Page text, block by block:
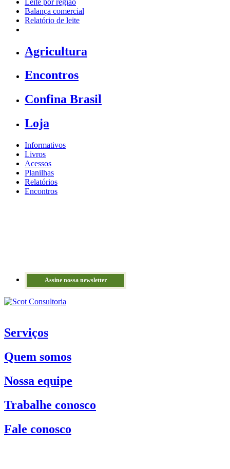
Balança comercial
Relatório de leite
Agricultura
Encontros
Confina Brasil
Loja
Informativos
Livros
Acessos
Planilhas
Relatórios
Encontros
Assine nossa newsletter
Serviços
Quem somos
Nossa equipe
Trabalhe conosco
Fale conosco